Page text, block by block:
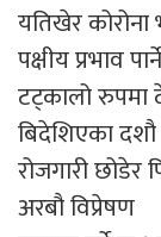
यतिखेर
पक्षीय प्रभाव
टट्कालो रुपमा
बिदेशिएका
रोजगारी
अरबौ विप्रेषण